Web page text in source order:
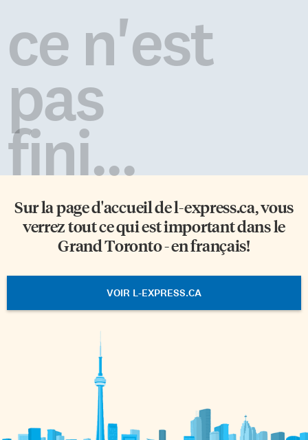
ce n'est
pas
fini...
Sur la page d'accueil del-express.ca, vous
verrez tout ce qui est important dans le
Grand Toronto - en français!
VOIR L-EXPRESS.CA